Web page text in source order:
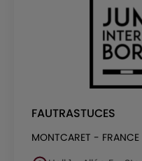
FAUTRASTUCES
MONTCARET - FRANCE